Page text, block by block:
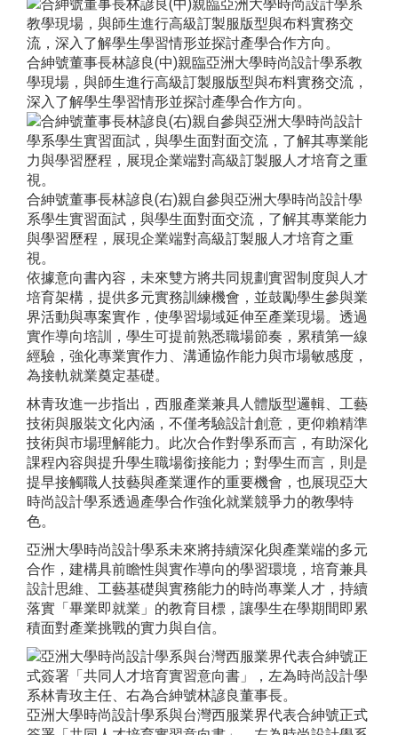
合紳號董事長林諺良(中)親臨亞洲大學時尚設計學系教
學現場，與師生進行高級訂製服版型與布料實務交流，
深入了解學生學習情形並探討產學合作方向。
合紳號董事長林諺良(右)親自參與亞洲大學時尚設計學
系學生實習面試，與學生面對面交流，了解其專業能力
與學習歷程，展現企業端對高級訂製服人才培育之重
視。
依據意向書內容，未來雙方將共同規劃實習制度與人才
培育架構，提供多元實務訓練機會，並鼓勵學生參與業
界活動與專案實作，使學習場域延伸至產業現場。透過
實作導向培訓，學生可提前熟悉職場節奏，累積第一線
經驗，強化專業實作力、溝通協作能力與市場敏感度，
為接軌就業奠定基礎。
林青玫進一步指出，西服產業兼具人體版型邏輯、工藝
技術與服裝文化內涵，不僅考驗設計創意，更仰賴精準
技術與市場理解能力。此次合作對學系而言，有助深化
課程內容與提升學生職場銜接能力；對學生而言，則是
提早接觸職人技藝與產業運作的重要機會，也展現亞大
時尚設計學系透過產學合作強化就業競爭力的教學特
色。
亞洲大學時尚設計學系未來將持續深化與產業端的多元
合作，建構具前瞻性與實作導向的學習環境，培育兼具
設計思維、工藝基礎與實務能力的時尚專業人才，持續
落實「畢業即就業」的教育目標，讓學生在學期間即累
積面對產業挑戰的實力與自信。
亞洲大學時尚設計學系與台灣西服業界代表合紳號正式